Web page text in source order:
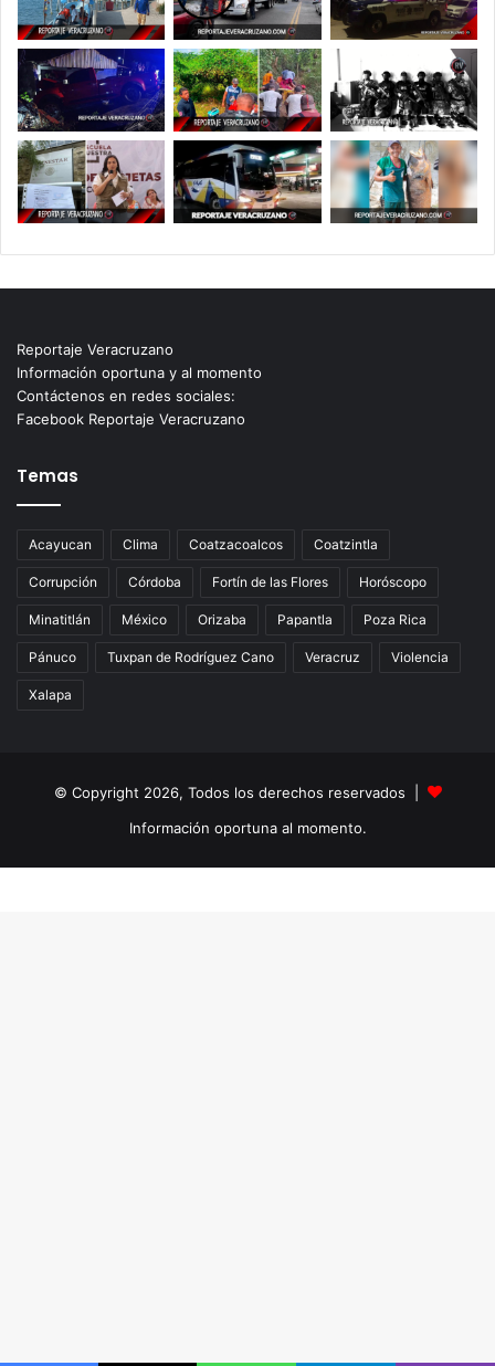
Reportaje Veracruzano
Información oportuna y al momento
Contáctenos en redes sociales:
Facebook Reportaje Veracruzano
Temas
Acayucan Clima Coatzacoalcos Coatzintla
Corrupción Córdoba Fortín de las Flores Horóscopo
Minatitlán México Orizaba Papantla Poza Rica
Pánuco Tuxpan de Rodríguez Cano Veracruz Violencia
Xalapa
© Copyright 2026, Todos los derechos reservados |
Información oportuna al momento.